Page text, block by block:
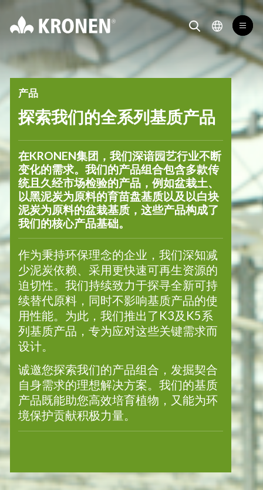
产品 Kronen Substrates
Kronen
切换搜索项切换语言
切换
产品
探索我们的全系列基质产品
在KRONEN集团，我们深谙园艺行业不断
变化的需求。我们的产品组合包含多款传
统且久经市场检验的产品，例如盆栽土、
以黑泥炭为原料的育苗盘基质以及以白块
泥炭为原料的盆栽基质，这些产品构成了
我们的核心产品基础。
作为秉持环保理念的企业，我们深知减
少泥炭依赖、采用更快速可再生资源的
迫切性。我们持续致力于探寻全新可持
续替代原料，同时不影响基质产品的使
用性能。为此，我们推出了K3及K5系
列基质产品，专为应对这些关键需求而
设计。
诚邀您探索我们的产品组合，发掘契合
自身需求的理想解决方案。我们的基质
产品既能助您高效培育植物，又能为环
境保护贡献积极力量。